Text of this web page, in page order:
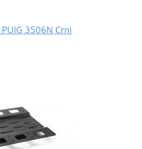
3506N Crni